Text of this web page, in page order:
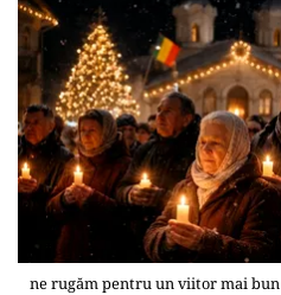
ne rugăm pentru un viitor mai bun